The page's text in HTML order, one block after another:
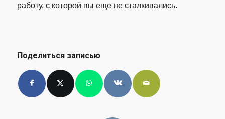
работу, с которой вы еще не сталкивались.
Поделиться записью